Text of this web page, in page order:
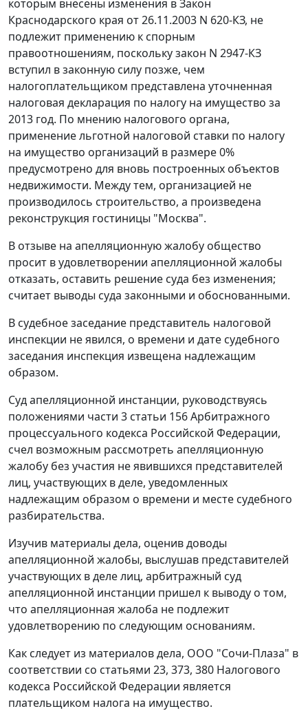
которым внесены изменения в Закон
Краснодарского края от 26.11.2003 N 620-КЗ, не
подлежит применению к спорным
правоотношениям, поскольку закон N 2947-КЗ
вступил в законную силу позже, чем
налогоплательщиком представлена уточненная
налоговая декларация по налогу на имущество за
2013 год. По мнению налогового органа,
применение льготной налоговой ставки по налогу
на имущество организаций в размере 0%
предусмотрено для вновь построенных объектов
недвижимости. Между тем, организацией не
производилось строительство, а произведена
реконструкция гостиницы "Москва".
В отзыве на апелляционную жалобу общество
просит в удовлетворении апелляционной жалобы
отказать, оставить решение суда без изменения;
считает выводы суда законными и обоснованными.
В судебное заседание представитель налоговой
инспекции не явился, о времени и дате судебного
заседания инспекция извещена надлежащим
образом.
Суд апелляционной инстанции, руководствуясь
положениями части 3 статьи 156Арбитражного
процессуального кодекса Российской Федерации,
счел возможным рассмотреть апелляционную
жалобу без участия не явившихся представителей
лиц, участвующих в деле, уведомленных
надлежащим образом о времени и месте судебного
разбирательства.
Изучив материалы дела, оценив доводы
апелляционной жалобы, выслушав представителей
участвующих в деле лиц, арбитражный суд
апелляционной инстанции пришел к выводу о том,
что апелляционная жалоба не подлежит
удовлетворению по следующим основаниям.
Как следует из материалов дела, ООО "Сочи-Плаза" в
соответствии со статьями 23, 373, 380 Налогового
кодекса Российской Федерации является
плательщиком налога на имущество.